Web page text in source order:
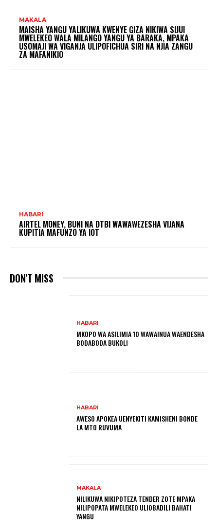
MAKALA
MAISHA YANGU YALIKUWA KWENYE GIZA NIKIWA SIJUI
MWELEKEO WALA MILANGO YANGU YA BARAKA, MPAKA
USOMAJI WA VIGANJA ULIPOFICHUA SIRI NA NJIA ZANGU
ZA MAFANIKIO
HABARI
AIRTEL MONEY, BUNI NA DTBI WAWAWEZESHA VIJANA
KUPITIA MAFUNZO YA IOT
DON'T MISS
HABARI
MKOPO WA ASILIMIA 10 WAWAINUA WAENDESHA
BODABODA BUKOLI
HABARI
AWESO APOKEA UENYEKITI KAMISHENI BONDE
LA MTO RUVUMA
MAKALA
NILIKUWA NIKIPOTEZA TENDER ZOTE MPAKA
NILIPOPATA MWELEKEO ULIOBADILI BAHATI
YANGU